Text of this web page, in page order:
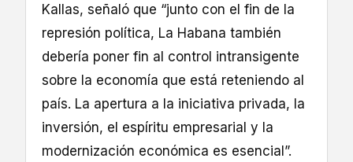
Kallas, señaló que “junto con el fin de la
represión política, La Habana también
debería poner fin al control intransigente
sobre la economía que está reteniendo al
país. La apertura a la iniciativa privada, la
inversión, el espíritu empresarial y la
modernización económica es esencial”.